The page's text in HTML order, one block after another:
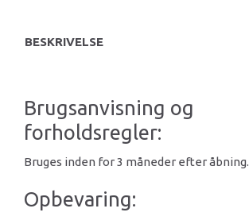
BESKRIVELSE
Brugsanvisning og
forholdsregler:
Bruges inden for 3 måneder efter åbning.
Opbevaring: